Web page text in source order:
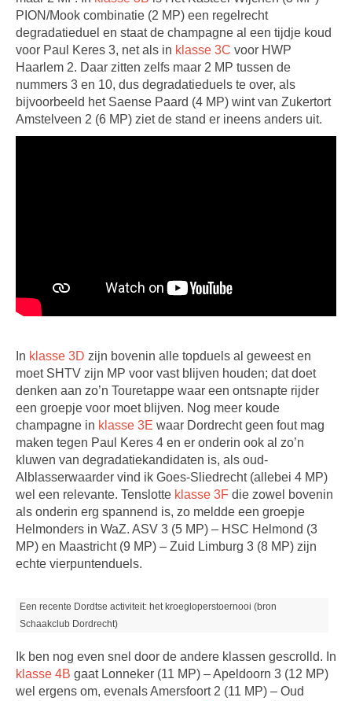
PION/Mook combinatie (2 MP) een regelrecht
degradatieduel en staat de champagne al een tijdje koud
voor Paul Keres 3, net als in klasse 3C voor HWP
Haarlem 2. Daar zitten zelfs maar 2 MP tussen de
nummers 3 en 10, dus degradatieduels te over, als
bijvoorbeeld het Saense Paard (4 MP) wint van Zukertort
Amstelveen 2 (6 MP) ziet de stand er ineens anders uit.
In klasse 3D zijn bovenin alle topduels al geweest en
moet SHTV zijn MP voor vast blijven houden; dat doet
denken aan zo’n Touretappe waar een ontsnapte rijder
een groepje voor moet blijven. Nog meer koude
champagne in klasse 3E waar Dordrecht geen fout mag
maken tegen Paul Keres 4 en er onderin ook al zo’n
kluwen van degradatiekandidaten is, als oud-
Alblasserwaarder vind ik Goes-Sliedrecht (allebei 4 MP)
wel een relevante. Tenslotte klasse 3F die zowel bovenin
als onderin erg spannend is, zo meldde een groepje
Helmonders in WaZ. ASV 3 (5 MP) – HSC Helmond (3
MP) en Maastricht (9 MP) – Zuid Limburg 3 (8 MP) zijn
echte vierpuntenduels.
Een recente Dordtse activiteit: het kroegloperstoernooi (bron
Schaakclub Dordrecht)
Ik ben nog even snel door de andere klassen gescrolld. In
klasse 4B gaat Lonneker (11 MP) – Apeldoorn 3 (12 MP)
wel ergens om, evenals Amersfoort 2 (11 MP) – Oud